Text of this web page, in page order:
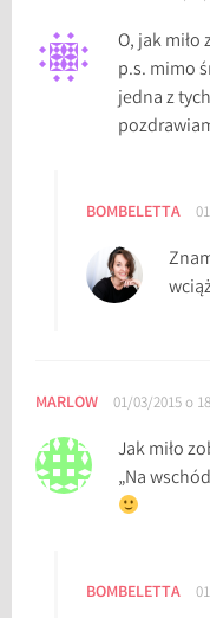
O, jak
p.s. mimo
jedna z
BOMBELETTA
MARLOW 01/03/2015 o
Jak miło
„Na
BOMBELETTA